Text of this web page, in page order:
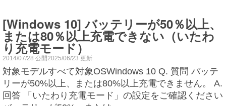
[Windows 10] バッテリーが50％以上、
または80％以上充電できない（いたわ
り充電モード）
2014/07/28 公開2025/06/23 更新
対象モデルすべて対象OSWindows 10 Q. 質問 バッテ
リーが50%以上、または80%以上充電できません。 A.
回答 「いたわり充電モード」の設定をご確認ください